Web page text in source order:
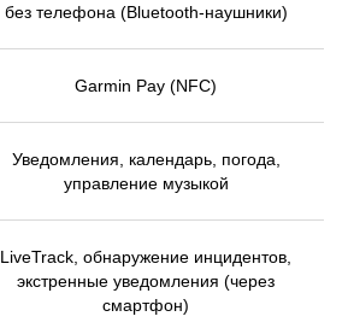
без телефона (Bluetooth-наушники)
Garmin Pay (NFC)
Уведомления, календарь, погода,
управление музыкой
LiveTrack, обнаружение инцидентов,
экстренные уведомления (через
смартфон)